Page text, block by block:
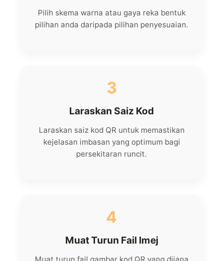
Pilih skema warna atau gaya reka bentuk
pilihan anda daripada pilihan penyesuaian.
3
Laraskan Saiz Kod
Laraskan saiz kod QR untuk memastikan
kejelasan imbasan yang optimum bagi
persekitaran runcit.
4
Muat Turun Fail Imej